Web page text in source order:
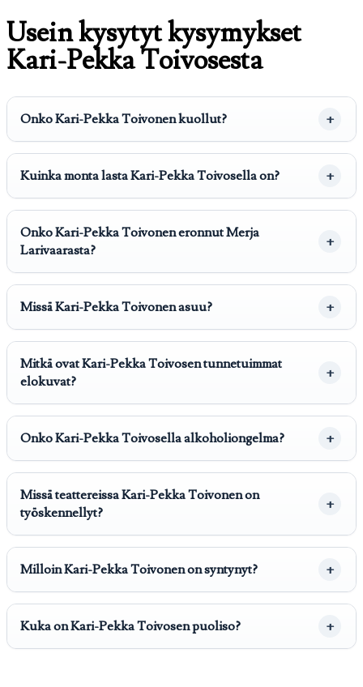
Usein kysytyt kysymykset
Kari-Pekka Toivosesta
Onko Kari-Pekka Toivonen kuollut?
Kuinka monta lasta Kari-Pekka Toivosella on?
Onko Kari-Pekka Toivonen eronnut Merja
Larivaarasta?
Missä Kari-Pekka Toivonen asuu?
Mitkä ovat Kari-Pekka Toivosen tunnetuimmat
elokuvat?
Onko Kari-Pekka Toivosella alkoholiongelma?
Missä teattereissa Kari-Pekka Toivonen on
työskennellyt?
Milloin Kari-Pekka Toivonen on syntynyt?
Kuka on Kari-Pekka Toivosen puoliso?